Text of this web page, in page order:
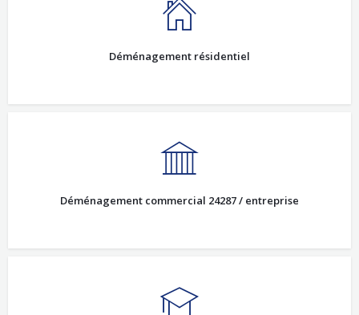
Déménagement résidentiel
Déménagement commercial 24287 / entreprise